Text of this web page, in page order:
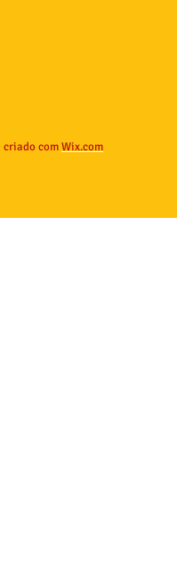
criado comWix.com